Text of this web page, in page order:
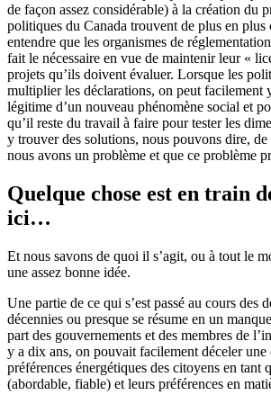
de façon assez considérable) à la création du
politiques du Canada trouvent de plus en plus
entendre que les organismes de
fait le nécessaire en vue de maintenir leur «
projets qu’ils doivent évaluer. Lorsque les
multiplier les déclarations, on peut facilement
légitime d’un nouveau phénomène social et
qu’il reste du travail à faire pour tester les
y trouver des solutions, nous pouvons dire,
nous avons un problème et que ce problème
Quelque chose est en train
ici…
Et nous savons de quoi il s’agit, ou à tout le
une assez bonne idée.
Une partie de ce qui s’est passé au cours des
décennies ou presque se résume en un
part des gouvernements et des membres de
y a dix ans, on pouvait facilement déceler une
préférences énergétiques des citoyens en tant
(abordable, fiable) et leurs préférences en